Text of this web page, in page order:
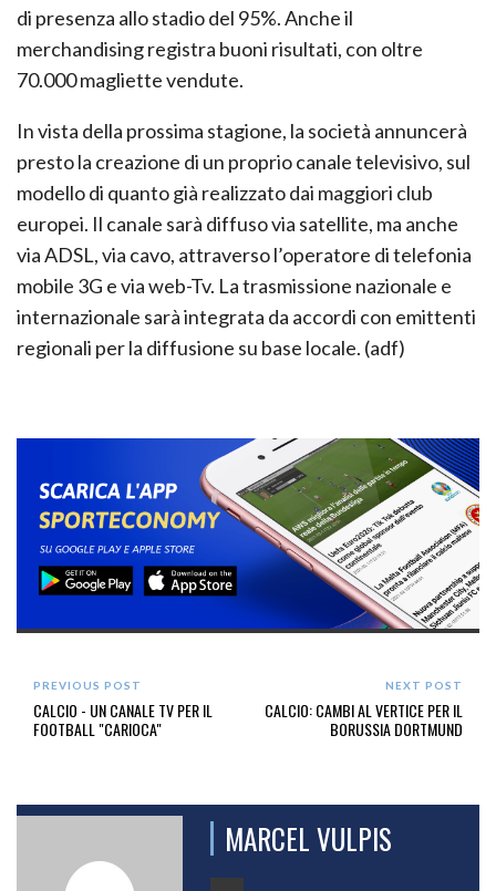
di presenza allo stadio del 95%. Anche il
merchandising registra buoni risultati, con oltre
70.000 magliette vendute.
In vista della prossima stagione, la società annuncerà
presto la creazione di un proprio canale televisivo, sul
modello di quanto già realizzato dai maggiori club
europei. Il canale sarà diffuso via satellite, ma anche
via ADSL, via cavo, attraverso l’operatore di telefonia
mobile 3G e via web-Tv. La trasmissione nazionale e
internazionale sarà integrata da accordi con emittenti
regionali per la diffusione su base locale. (adf)
PREVIOUS POST
CALCIO - UN CANALE TV PER IL
FOOTBALL "CARIOCA"
NEXT POST
CALCIO: CAMBI AL VERTICE PER IL
BORUSSIA DORTMUND
MARCEL VULPIS